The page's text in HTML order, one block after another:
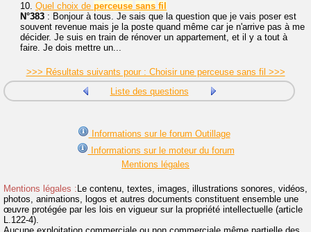
10. Quel choix de perceuse sans fil
N°383 : Bonjour à tous. Je sais que la question que je vais poser est
souvent revenue mais je la poste quand même car je n'arrive pas à me
décider. Je suis en train de rénover un appartement, et il y a tout à
faire. Je dois mettre un...
>>> Résultats suivants pour : Choisir une perceuse sans fil >>>
Liste des questions
Informations sur le forum Outillage
Informations sur le moteur du forum
Mentions légales
Mentions légales : Le contenu, textes, images, illustrations sonores, vidéos,
photos, animations, logos et autres documents constituent ensemble une
œuvre protégée par les lois en vigueur sur la propriété intellectuelle (article
L.122-4).